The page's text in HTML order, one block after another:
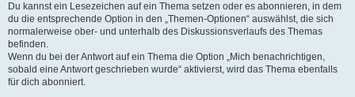
Du kannst ein Lesezeichen auf ein Thema setzen oder es abonnieren, in dem
du die entsprechende Option in den „Themen-Optionen“ auswählst, die sich
normalerweise ober- und unterhalb des Diskussionsverlaufs des Themas
befinden.
Wenn du bei der Antwort auf ein Thema die Option „Mich benachrichtigen,
sobald eine Antwort geschrieben wurde“ aktivierst, wird das Thema ebenfalls
für dich abonniert.